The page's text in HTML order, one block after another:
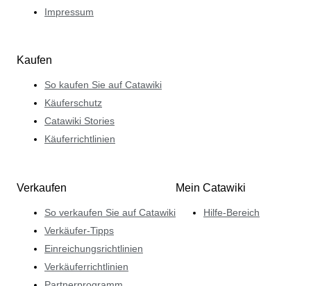
Impressum
Kaufen
So kaufen Sie auf Catawiki
Käuferschutz
Catawiki Stories
Käuferrichtlinien
Verkaufen
So verkaufen Sie auf Catawiki
Verkäufer-Tipps
Einreichungsrichtlinien
Verkäuferrichtlinien
Mein Catawiki
Hilfe-Bereich